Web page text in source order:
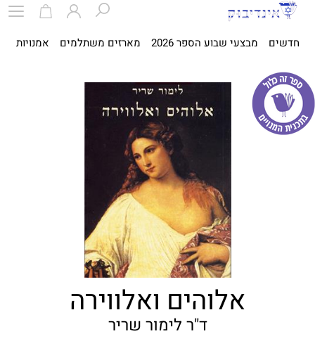
חדשים מבצעי שבוע הספר 2026 מארזים משתלמים אמנויות
אלוהים ואלווירה
ד"ר לימור שריר